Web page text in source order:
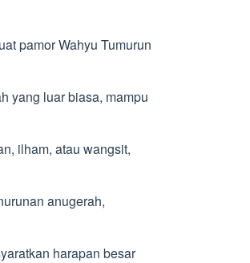
pamor Wahyu Tumurun
yang luar biasa, mampu
ilham, atau wangsit,
anugerah,
harapan besar